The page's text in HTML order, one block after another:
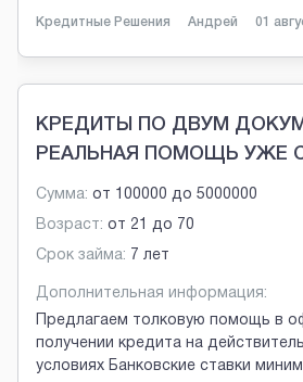
Кредитные Решения Андрей 01
КРЕДИТЫ ПО ДВУМ
РЕАЛЬНАЯ ПОМОЩЬ УЖЕ
Сумма: от 100000 до 5000000
Возраст: от 21 до 70
Срок займа: 7 лет
Дополнительная информация:
Предлагаем толковую помощь в
получении кредита на
условиях Банковские ставки